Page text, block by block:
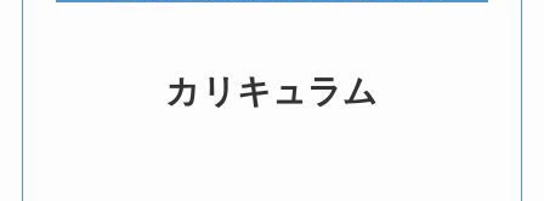
カリキュラム